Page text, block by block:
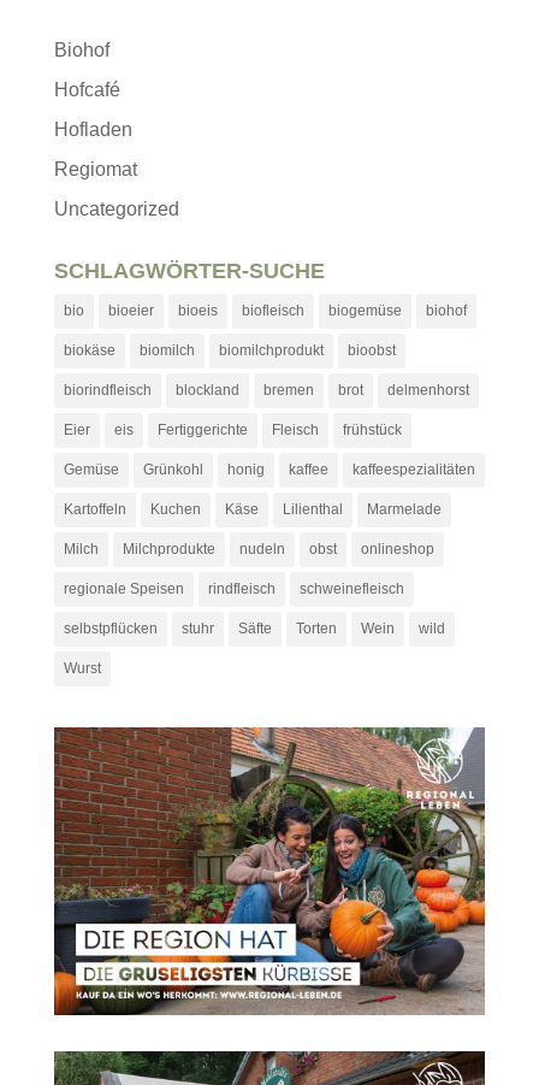
Biohof
Hofcafé
Hofladen
Regiomat
Uncategorized
SCHLAGWÖRTER-SUCHE
bio bioeier bioeis biofleisch biogemüse biohof
biokäse biomilch biomilchprodukt bioobst
biorindfleisch blockland bremen brot delmenhorst
Eier eis Fertiggerichte Fleisch frühstück
Gemüse Grünkohl honig kaffee kaffeespezialitäten
Kartoffeln Kuchen Käse Lilienthal Marmelade
Milch Milchprodukte nudeln obst onlineshop
regionale Speisen rindfleisch schweinefleisch
selbstpflücken stuhr Säfte Torten Wein wild
Wurst